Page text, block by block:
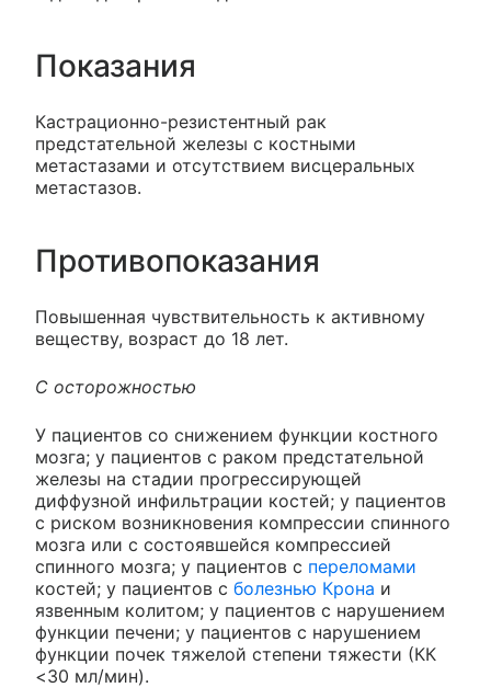
Показания
Кастрационно-резистентный рак
предстательной железы с костными
метастазами и отсутствием висцеральных
метастазов.
Противопоказания
Повышенная чувствительность к активному
веществу, возраст до 18 лет.
С осторожностью
У пациентов со снижением функции костного
мозга; у пациентов с раком предстательной
железы на стадии прогрессирующей
диффузной инфильтрации костей; у пациентов
с риском возникновения компрессии спинного
мозга или с состоявшейся компрессией
спинного мозга; у пациентов с переломами
костей; у пациентов с болезнью Крона и
язвенным колитом; у пациентов с нарушением
функции печени; у пациентов с нарушением
функции почек тяжелой степени тяжести (КК
<30 мл/мин).